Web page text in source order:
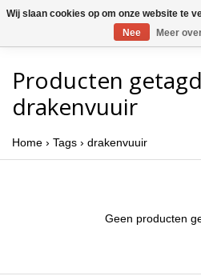
Producten
drakenvuuir
Home › Tags › drakenvuuir
Geen producten
Wij slaan cookies op om onze website te
Nee
Meer